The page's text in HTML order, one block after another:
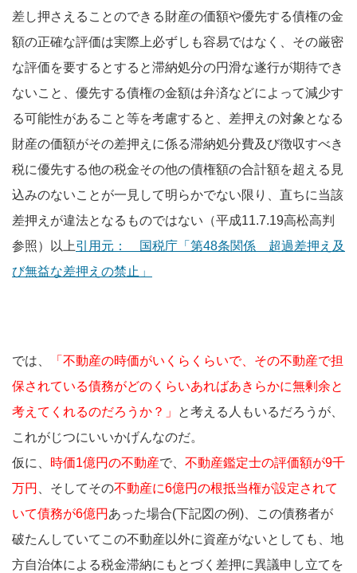
差し押さえることのできる財産の価額や優先する債権の金
額の正確な評価は実際上必ずしも容易ではなく、その厳密
な評価を要するとすると滞納処分の円滑な遂行が期待でき
ないこと、優先する債権の金額は弁済などによって減少す
る可能性があること等を考慮すると、差押えの対象となる
財産の価額がその差押えに係る滞納処分費及び徴収すべき
税に優先する他の税金その他の債権額の合計額を超える見
込みのないことが一見して明らかでない限り、直ちに当該
差押えが違法となるものではない（平成11.7.19高松高判
参照）以上引用元： 国税庁「第48条関係 超過差押え及
び無益な差押えの禁止」
では、
「不動産の時価がいくらくらいで、その不動産で担
保されている債務がどのくらいあればあきらかに無剰余と
考えてくれるのだろうか？」
と考える人もいるだろうが、
これがじつにいいかげんなのだ。
仮に、 時価1億円の不動産で、 不動産鑑定士の評価額が9千
万円
、そしてその不動産に6億円の根抵当権が設定されて
いて債務が6億円 あった場合(下記図の例)、この債務者が
破たんしていてこの不動産以外に資産がないとしても、地
方自治体による税金滞納にもとづく差押に異議申し立てを